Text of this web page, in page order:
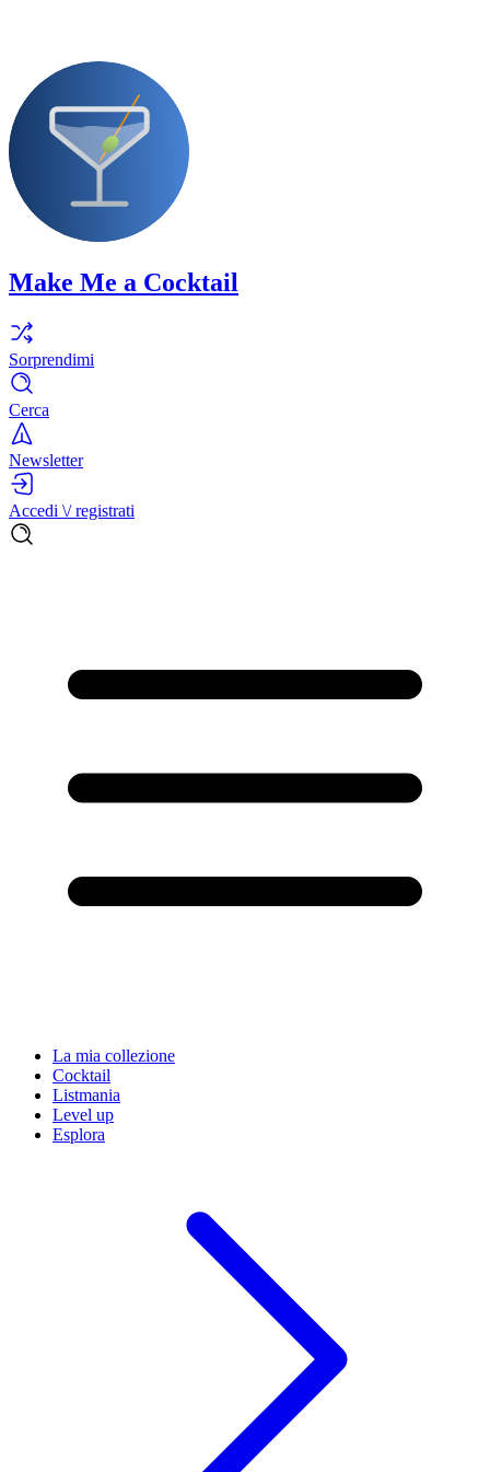
Make Me a Cocktail
Sorprendimi
Cerca
Newsletter
Accedi \/ registrati
La mia collezione
Cocktail
Listmania
Level up
Esplora